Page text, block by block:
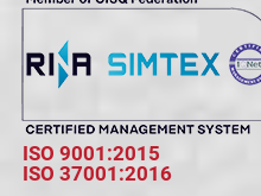
ISO 9001:2015
ISO 37001:2016